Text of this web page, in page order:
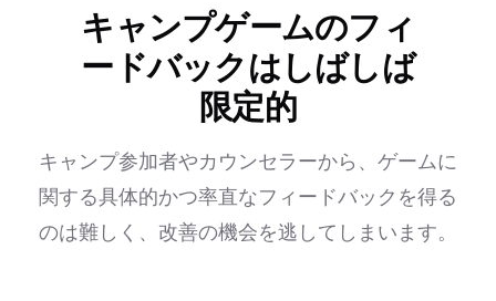
キャンプゲームのフィ
ードバックはしばしば
限定的
キャンプ参加者やカウンセラーから、ゲームに
関する具体的かつ率直なフィードバックを得る
のは難しく、改善の機会を逃してしまいます。